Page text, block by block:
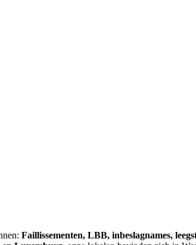
Faillissementen, LBB, inbeslagnames,